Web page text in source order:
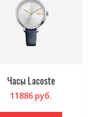
Часы Lacoste
11886 руб.